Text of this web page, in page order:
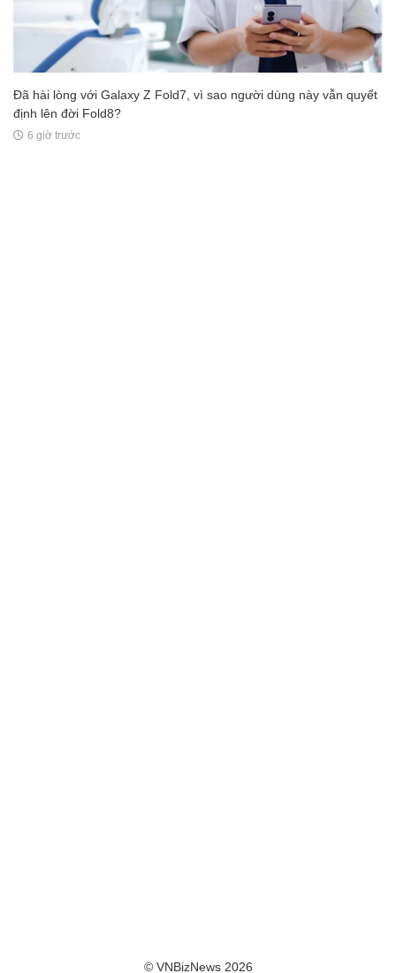
Đã hài lòng với Galaxy Z Fold7, vì sao người dùng này vẫn quyết
định lên đời Fold8?
6 giờ trước
© VNBizNews 2026